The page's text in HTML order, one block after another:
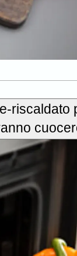
riscaldato